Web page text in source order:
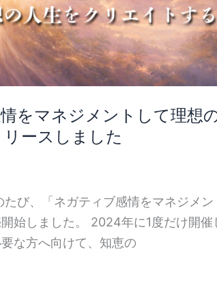
をマネジメントして理想
ースしました
び、「ネガティブ感情をマネジメ
始しました。 2024年に1度だけ開催
な方へ向けて、知恵の